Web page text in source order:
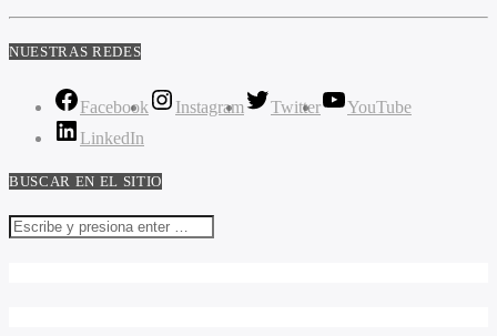
NUESTRAS REDES
Facebook Instagram Twitter
YouTube
LinkedIn
BUSCAR EN EL SITIO